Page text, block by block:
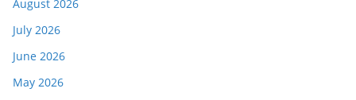
August 2026
July 2026
June 2026
May 2026